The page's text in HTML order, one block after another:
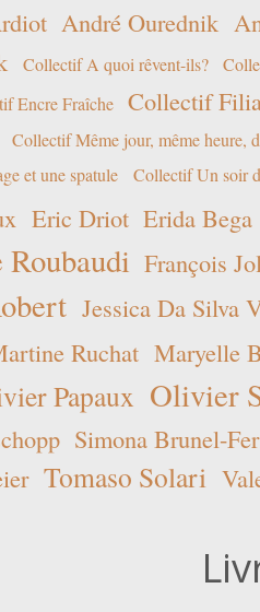
André Ourednik
Collectif A quoi rêvent-ils?
Encre Fraîche Collectif
Collectif Même jour, même heure,
et une spatule Collectif Un soir
Eric Driot Erida Bega
François
Jessica Da Silva
Ruchat Maryelle
Papaux Olivier
Simona Brunel-
Tomaso Solari